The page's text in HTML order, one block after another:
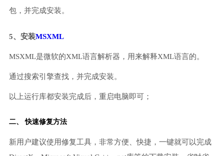
包，并完成安装。
5、安装MSXML
MSXML是微软的XML语言解析器，用来解释XML语言的。
通过搜索引擎查找，并完成安装。
以上运行库都安装完成后，重启电脑即可；
二、 快速修复方法
新用户建议使用修复工具，非常方便、快捷，一键就可以完成